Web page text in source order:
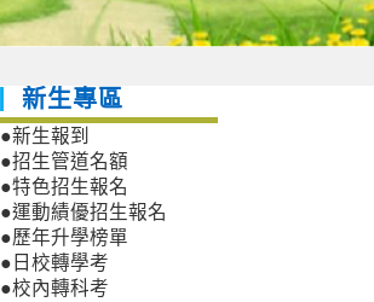
新生專區
●新生報到
●招生管道名額
●特色招生報名
●運動績優招生報名
●歷年升學榜單
●日校轉學考
●校內轉科考